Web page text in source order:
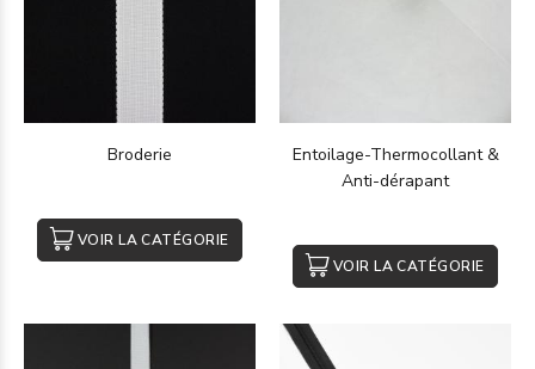
Broderie
VOIR LA CATÉGORIE
Entoilage-Thermocollant &
Anti-dérapant
VOIR LA CATÉGORIE